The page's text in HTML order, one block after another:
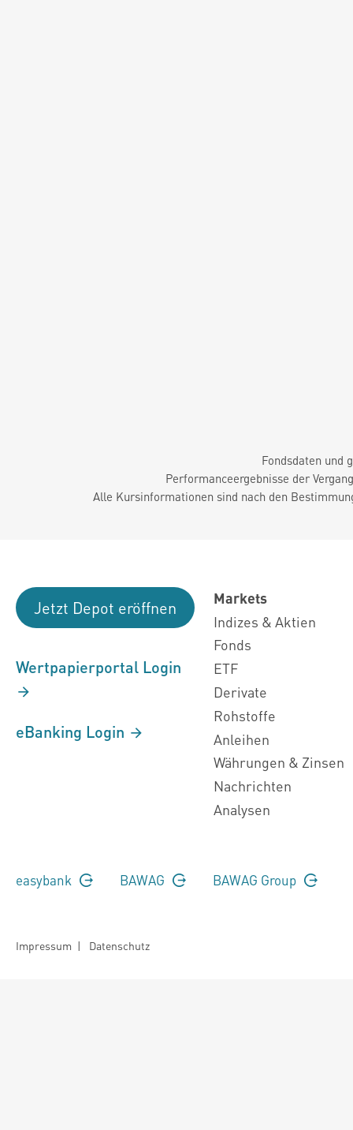
Fondsdaten und
Performanceergebnisse der
Alle Kursinformationen sind nach den
Jetzt Depot eröffnen
Wertpapierportal Login
eBanking Login
Markets
Indizes & Aktien
Fonds
ETF
Derivate
Rohstoffe
Anleihen
Währungen & Zinsen
Nachrichten
Analysen
easybank BAWAG BAWAG Group
Impressum | Datenschutz